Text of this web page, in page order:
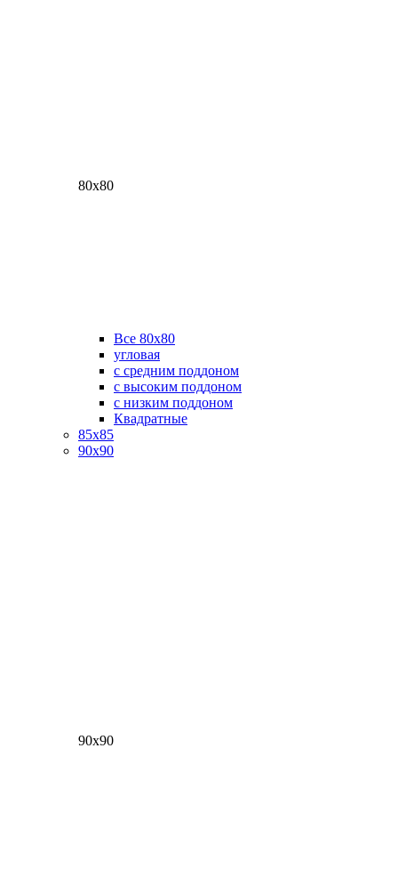
80х80
Все 80х80
угловая
с средним поддоном
с высоким поддоном
с низким поддоном
Квадратные
85х85
90х90
90х90